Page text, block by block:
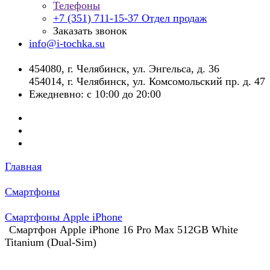
Телефоны
+7 (351) 711-15-37 Отдел продаж
Заказать звонок
info@i-tochka.su
​454080, г. Челябинск, ул. Энгельса, д. 36
454014, г. Челябинск, ул. Комсомольский пр. д. 47
Ежедневно: с 10:00 до 20:00
Главная
Смартфоны
Смартфоны Apple iPhone
Смартфон Apple iPhone 16 Pro Max 512GB White
Titanium (Dual-Sim)